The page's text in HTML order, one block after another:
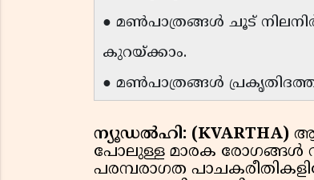
● മൺപാത്രങ്ങൾ ചൂട്
കുറയ്ക്കാം.
● മൺപാത്രങ്ങൾ
ന്യൂഡൽഹി: (KVARTHA)
പോലുള്ള മാരക രോഗങ്ങൾ
പരമ്പരാഗത